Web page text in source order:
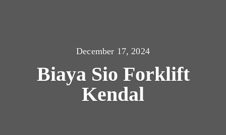
December 17, 2024
Biaya Sio Forklift
Kendal